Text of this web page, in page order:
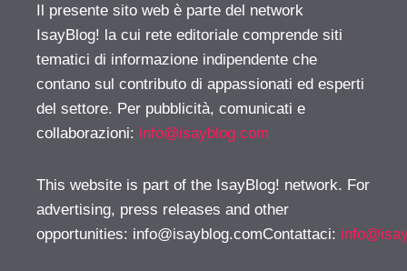
Il presente sito web è parte del network
IsayBlog! la cui rete editoriale comprende siti
tematici di informazione indipendente che
contano sul contributo di appassionati ed esperti
del settore. Per pubblicità, comunicati e
collaborazioni: info@isayblog.com
This website is part of the IsayBlog! network. For
advertising, press releases and other
opportunities: info@isayblog.comContattaci: